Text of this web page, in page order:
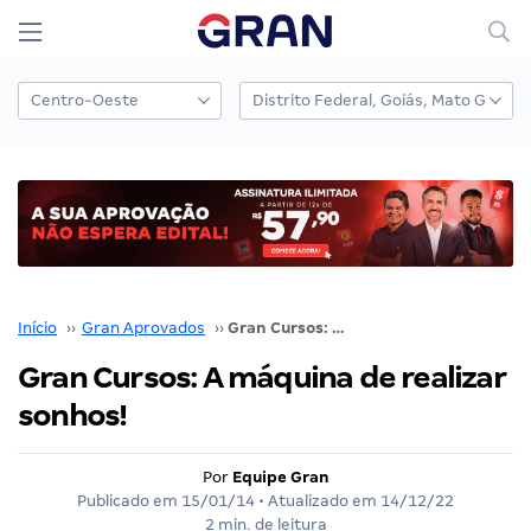
Início ›› Gran Aprovados ›› Gran Cursos: A máquina de realizar sonhos!
Gran Cursos: A máquina de realizar
sonhos!
Por Equipe Gran
Publicado em 15/01/14 • Atualizado em 14/12/22
2 min. de leitura